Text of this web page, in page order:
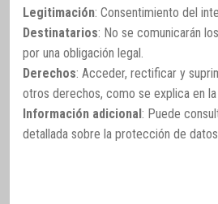
Legitimación: Consentimiento del
Destinatarios: No se comunicarán
por una obligación legal.
Derechos: Acceder, rectificar y
otros derechos, como se explica en la
Información adicional: Puede
detallada sobre la protección de datos